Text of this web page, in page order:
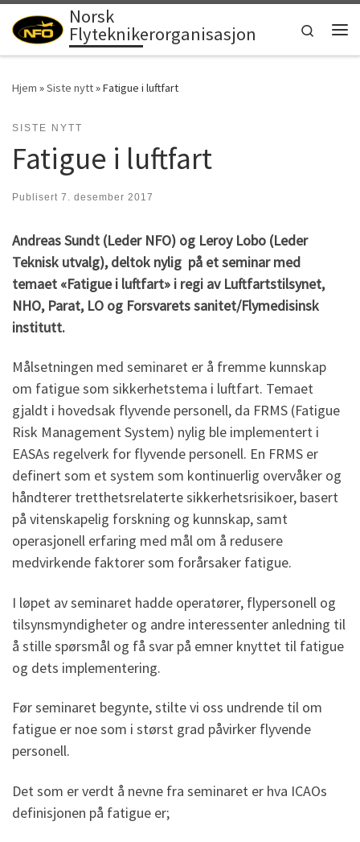
Skip to content
Norsk
Flyteknikerorganisasjon
Search
Hjem »Siste nytt»Fatigue i luftfart
SISTE NYTT
Fatigue i luftfart
Publisert 7. desember 2017
Andreas Sundt (Leder NFO) og Leroy Lobo (Leder
Teknisk utvalg), deltok nylig på et seminar med
temaet «Fatigue i luftfart» i regi av Luftfartstilsynet,
NHO, Parat, LO og Forsvarets sanitet/Flymedisinsk
institutt.
Målsetningen med seminaret er å fremme kunnskap
om fatigue som sikkerhetstema i luftfart. Temaet
gjaldt i hovedsak flyvende personell, da FRMS (Fatigue
Risk Management System) nylig ble implementert i
EASAs regelverk for flyvende personell. En FRMS er
definert som et system som kontinuerlig overvåker og
håndterer tretthetsrelaterte sikkerhetsrisikoer, basert
på vitenskapelig forskning og kunnskap, samt
operasjonell erfaring med mål om å redusere
medvirkende faktorer som forårsaker fatigue.
I løpet av seminaret hadde operatører, flypersonell og
tilsynsmyndigheter og andre interessenter anledning til
å stille spørsmål og få svar på emner knyttet til fatigue
og dets implementering.
Før seminaret begynte, stilte vi oss undrende til om
fatigue er noe som i størst grad påvirker flyvende
personell.
Det som er verdt å nevne fra seminaret er hva ICAOs
definisjonen på fatigue er;